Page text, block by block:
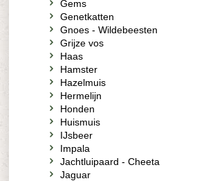
Gems
Genetkatten
Gnoes - Wildebeesten
Grijze vos
Haas
Hamster
Hazelmuis
Hermelijn
Honden
Huismuis
IJsbeer
Impala
Jachtluipaard - Cheeta
Jaguar